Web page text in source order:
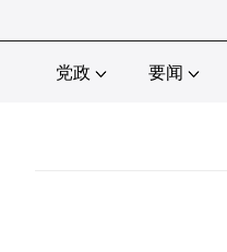
党政 要闻